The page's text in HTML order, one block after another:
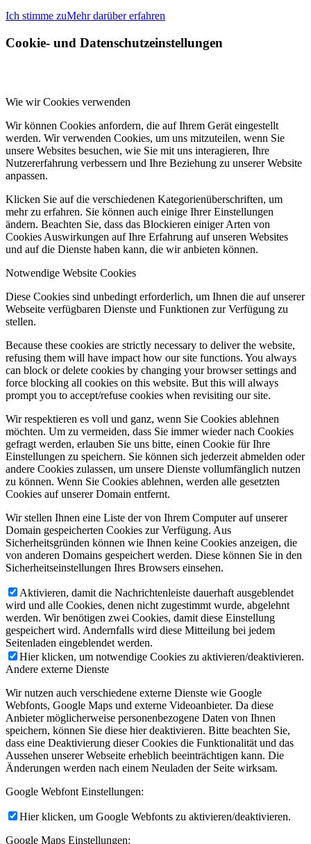
Ich stimme zuMehr darüber erfahren
Cookie- und Datenschutzeinstellungen
Wie wir Cookies verwenden
Wir können Cookies anfordern, die auf Ihrem Gerät eingestellt
werden. Wir verwenden Cookies, um uns mitzuteilen, wenn Sie
unsere Websites besuchen, wie Sie mit uns interagieren, Ihre
Nutzererfahrung verbessern und Ihre Beziehung zu unserer Website
anpassen.
Klicken Sie auf die verschiedenen Kategorienüberschriften, um
mehr zu erfahren. Sie können auch einige Ihrer Einstellungen
ändern. Beachten Sie, dass das Blockieren einiger Arten von
Cookies Auswirkungen auf Ihre Erfahrung auf unseren Websites
und auf die Dienste haben kann, die wir anbieten können.
Notwendige Website Cookies
Diese Cookies sind unbedingt erforderlich, um Ihnen die auf unserer
Webseite verfügbaren Dienste und Funktionen zur Verfügung zu
stellen.
Because these cookies are strictly necessary to deliver the website,
refusing them will have impact how our site functions. You always
can block or delete cookies by changing your browser settings and
force blocking all cookies on this website. But this will always
prompt you to accept/refuse cookies when revisiting our site.
Wir respektieren es voll und ganz, wenn Sie Cookies ablehnen
möchten. Um zu vermeiden, dass Sie immer wieder nach Cookies
gefragt werden, erlauben Sie uns bitte, einen Cookie für Ihre
Einstellungen zu speichern. Sie können sich jederzeit abmelden oder
andere Cookies zulassen, um unsere Dienste vollumfänglich nutzen
zu können. Wenn Sie Cookies ablehnen, werden alle gesetzten
Cookies auf unserer Domain entfernt.
Wir stellen Ihnen eine Liste der von Ihrem Computer auf unserer
Domain gespeicherten Cookies zur Verfügung. Aus
Sicherheitsgründen können wie Ihnen keine Cookies anzeigen, die
von anderen Domains gespeichert werden. Diese können Sie in den
Sicherheitseinstellungen Ihres Browsers einsehen.
Aktivieren, damit die Nachrichtenleiste dauerhaft ausgeblendet
wird und alle Cookies, denen nicht zugestimmt wurde, abgelehnt
werden. Wir benötigen zwei Cookies, damit diese Einstellung
gespeichert wird. Andernfalls wird diese Mitteilung bei jedem
Seitenladen eingeblendet werden.
Hier klicken, um notwendige Cookies zu aktivieren/deaktivieren.
Andere externe Dienste
Wir nutzen auch verschiedene externe Dienste wie Google
Webfonts, Google Maps und externe Videoanbieter. Da diese
Anbieter möglicherweise personenbezogene Daten von Ihnen
speichern, können Sie diese hier deaktivieren. Bitte beachten Sie,
dass eine Deaktivierung dieser Cookies die Funktionalität und das
Aussehen unserer Webseite erheblich beeinträchtigen kann. Die
Änderungen werden nach einem Neuladen der Seite wirksam.
Google Webfont Einstellungen:
Hier klicken, um Google Webfonts zu aktivieren/deaktivieren.
Google Maps Einstellungen: